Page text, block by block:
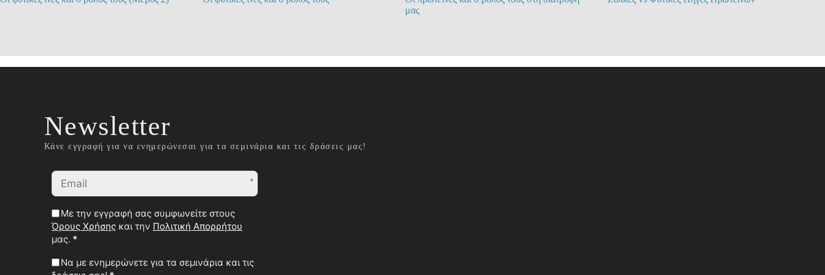
μας
Newsletter
Κάνε εγγραφή για να ενημερώνεσαι για τα σεμινάρια και τις δράσεις μας!